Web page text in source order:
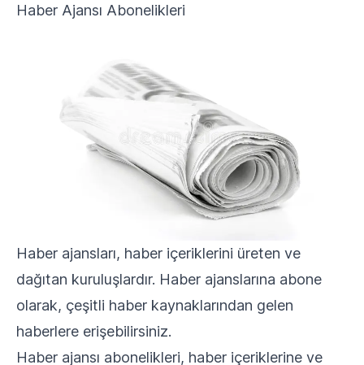
Haber Ajansı Abonelikleri
Haber ajansları, haber içeriklerini üreten ve
dağıtan kuruluşlardır. Haber ajanslarına abone
olarak, çeşitli haber kaynaklarından gelen
haberlere erişebilirsiniz.
Haber ajansı abonelikleri, haber içeriklerine ve